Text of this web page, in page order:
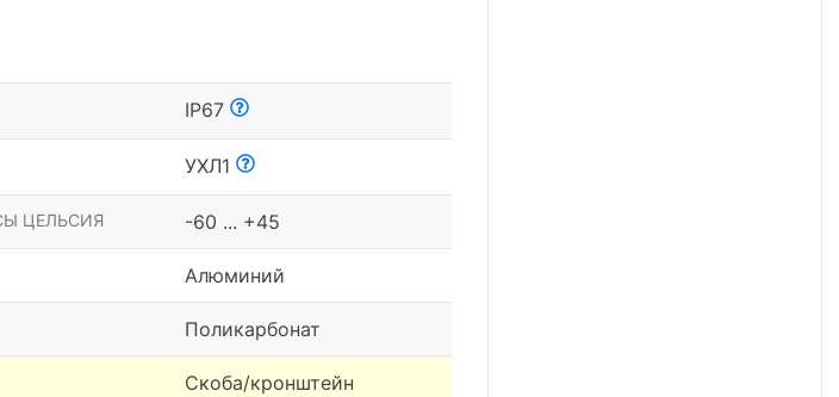
IP67
УХЛ1
ЦЕЛЬСИЯ -60 ... +45
Алюминий
Поликарбонат
Скоба/кронштейн